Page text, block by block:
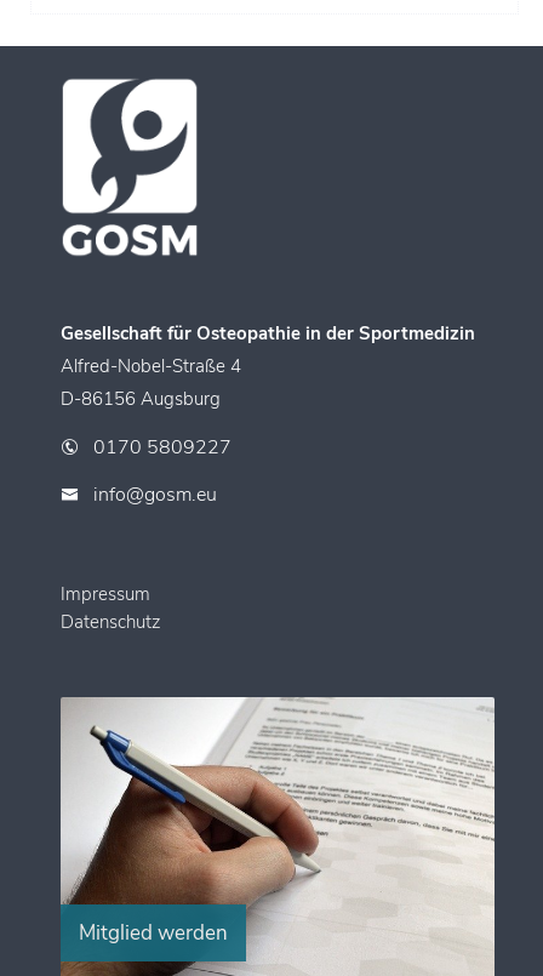
Gesellschaft für Osteopathie in der Sportmedizin
Alfred-Nobel-Straße 4
D-86156 Augsburg
0170 5809227
info@gosm.eu
Impressum
Datenschutz
Mitglied werden